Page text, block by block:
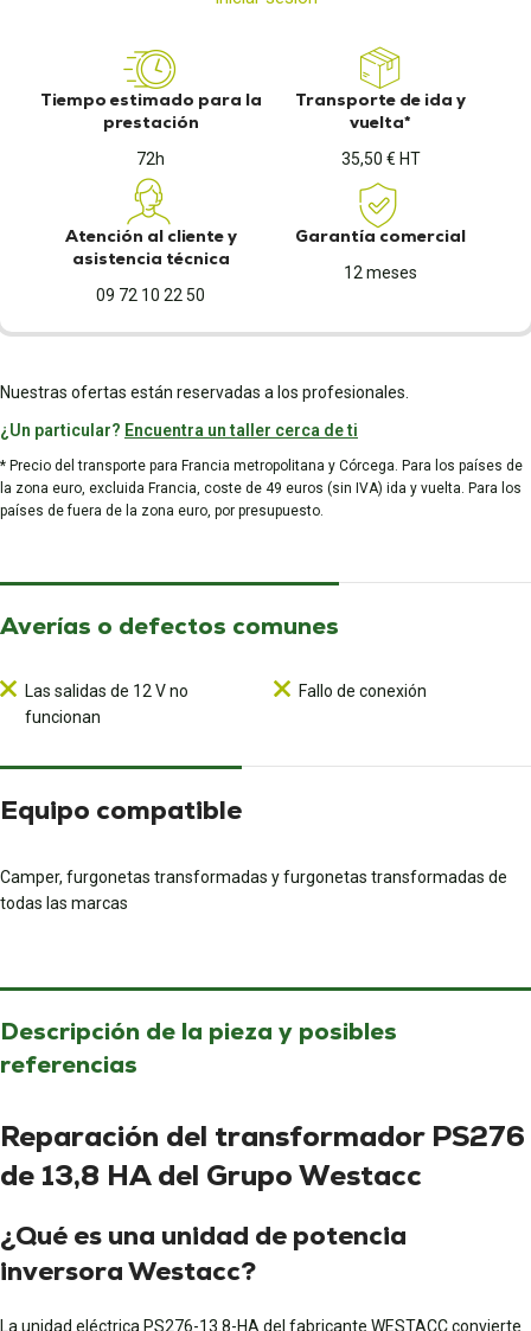
Tiempo estimado para la
prestación
72h
Transporte de ida y
vuelta*
35,50 € HT
Atención al cliente y
asistencia técnica
09 72 10 22 50
Garantía comercial
12 meses
Nuestras ofertas están reservadas a los profesionales.
¿Un particular? Encuentra un taller cerca de ti
* Precio del transporte para Francia metropolitana y Córcega. Para los países de
la zona euro, excluida Francia, coste de 49 euros (sin IVA) ida y vuelta. Para los
países de fuera de la zona euro, por presupuesto.
Averías o defectos comunes
Las salidas de 12 V no
funcionan
Fallo de conexión
Equipo compatible
Camper, furgonetas transformadas y furgonetas transformadas de
todas las marcas
Descripción de la pieza y posibles
referencias
Reparación del transformador PS276
de 13,8 HA del Grupo Westacc
¿Qué es una unidad de potencia
inversora Westacc?
La unidad eléctrica PS276-13.8-HA del fabricante WESTACC convierte